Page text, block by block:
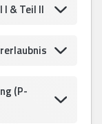
& Teil II
(P-